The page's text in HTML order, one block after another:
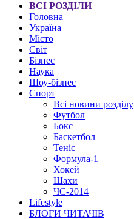
ВСІ РОЗДІЛИ
Головна
Україна
Місто
Світ
Бізнес
Наука
Шоу-бізнес
Спорт
Всі новини розділу
Футбол
Бокс
Баскетбол
Теніс
Формула-1
Хокей
Шахи
ЧС-2014
Lifestyle
БЛОГИ ЧИТАЧІВ